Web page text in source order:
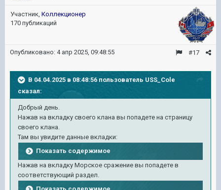
Участник, Коллекционер
170 публикаций
#17
Опубликовано: 4 апр 2025, 09:48:55
В 04.04.2025 в 08:48:56 пользователь USS_Cole
сказал:
Добрый день.
Нажав на вкладку своего клана вы попадете на страницу
своего клана.
Там вы увидите данные вкладки:
Показать содержимое
Нажав на вкладку Морское сражение вы попадете в
соответствующий раздел.